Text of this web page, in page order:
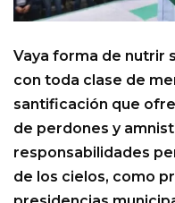
Vaya forma de nutrir
con toda clase de
santificación que
de perdones y
responsabilidades
de los cielos, como